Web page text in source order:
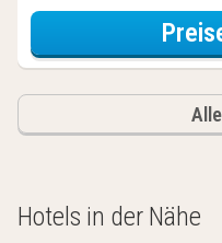
Hotels in der Nähe